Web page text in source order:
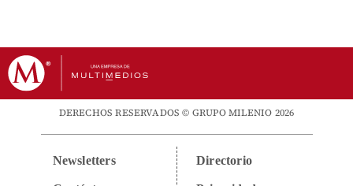
DERECHOS RESERVADOS © GRUPO MILENIO 2026
Newsletters Directorio